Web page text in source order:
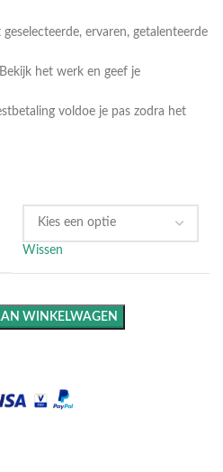
ervaren, getalenteerde
het werk en geef je
voldoe je pas zodra het
Wissen
WINKELWAGEN